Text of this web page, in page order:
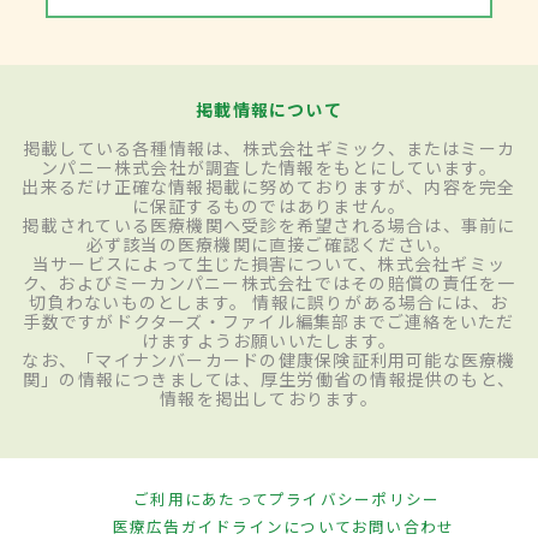
掲載情報について
掲載している各種情報は、株式会社ギミック、またはミーカ
ンパニー株式会社が調査した情報をもとにしています。
出来るだけ正確な情報掲載に努めておりますが、内容を完全
に保証するものではありません。
掲載されている医療機関へ受診を希望される場合は、事前に
必ず該当の医療機関に直接ご確認ください。
当サービスによって生じた損害について、株式会社ギミッ
ク、およびミーカンパニー株式会社ではその賠償の責任を一
切負わないものとします。 情報に誤りがある場合には、お
手数ですがドクターズ・ファイル編集部までご連絡をいただ
けますようお願いいたします。
なお、「マイナンバーカードの健康保険証利用可能な医療機
関」の情報につきましては、厚生労働省の情報提供のもと、
情報を掲出しております。
ご利用にあたってプライバシーポリシー
医療広告ガイドラインについてお問い合わせ